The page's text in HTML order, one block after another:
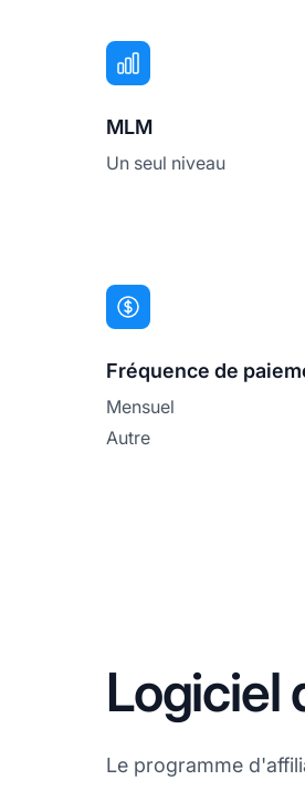
MLM
Un seul niveau
Fréquence de
Mensuel
Autre
Logiciel
Le programme